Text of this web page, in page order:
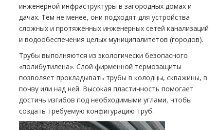
инженерной инфраструктуры в загородных домах и
дачах. Тем не менее, они подходят для устройства
сложных и протяженных инженерных сетей канализаций
и водообеспечения целых муниципалитетов (городов).
Трубы выполняются из экологически безопасного
«полибутилена». Слой фирменной термозащиты
позволяет прокладывать трубы в колодцы, скважины, в
почву или над ней. Высокая пластичность помогает
достичь изгибов под необходимыми углами, чтобы
создать требуемую конфигурацию труб.